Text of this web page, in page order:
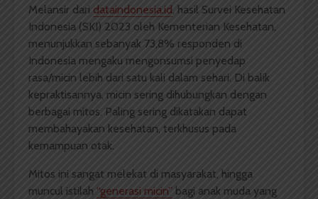
Melansir dari dataindonesia.id, hasil Survei Kesehatan
Indonesia (SKI) 2023 oleh Kementerian Kesehatan,
menunjukkan sebanyak 73,8% responden di
Indonesia mengaku mengonsumsi penyedap
rasa/micin lebih dari satu kali dalam sehari. Di balik
kepraktisannya, micin sering dihubungkan dengan
berbagai mitos. Paling sering dikatakan dapat
membahayakan kesehatan, terkhusus pada
kemampuan otak.
Mitos ini sangat melekat di masyarakat, hingga
muncul istilah “generasi micin” bagi anak muda yang